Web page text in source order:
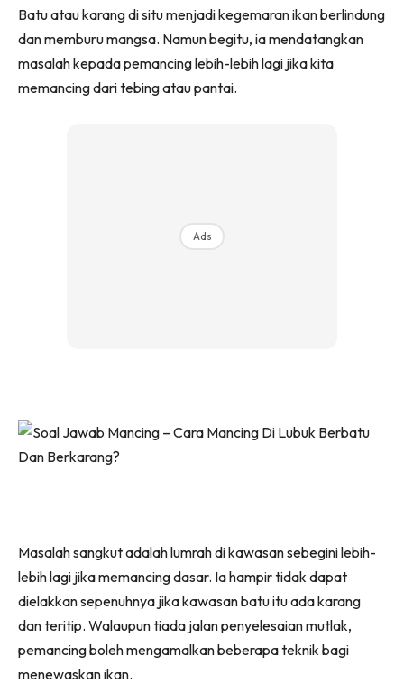
Batu atau karang di situ menjadi kegemaran ikan berlindung
dan memburu mangsa. Namun begitu, ia mendatangkan
masalah kepada pemancing lebih-lebih lagi jika kita
memancing dari tebing atau pantai.
Ads
Masalah sangkut adalah lumrah di kawasan sebegini lebih-
lebih lagi jika memancing dasar. Ia hampir tidak dapat
dielakkan sepenuhnya jika kawasan batu itu ada karang
dan teritip. Walaupun tiada jalan penyelesaian mutlak,
pemancing boleh mengamalkan beberapa teknik bagi
menewaskan ikan.